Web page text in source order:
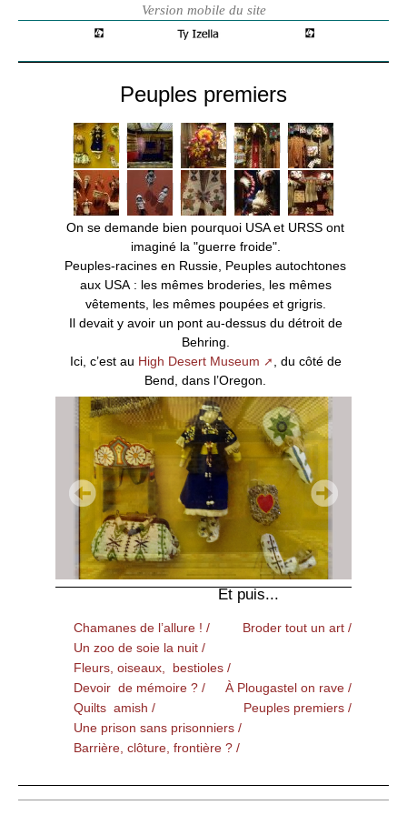
Peuples premiers
On se demande bien pourquoi USA et URSS ont
imaginé la "guerre froide".
Peuples-racines en Russie, Peuples autochtones
aux USA : les mêmes broderies, les mêmes
vêtements, les mêmes poupées et grigris.
Il devait y avoir un pont au-dessus du détroit de
Behring.
Ici, c’est au High Desert Museum
, du côté de
Bend, dans l’Oregon.
Et puis...
Chamanes de l’allure ! /
Broder tout un art /
Un zoo de soie la nuit /
Fleurs, oiseaux, bestioles /
Devoir de mémoire ? /
À Plougastel on rave /
Quilts amish /
Peuples premiers /
Une prison sans prisonniers /
Barrière, clôture, frontière ? /